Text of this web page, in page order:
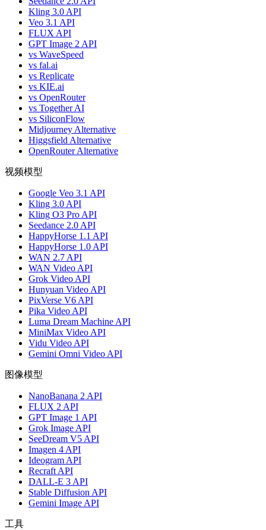
Kling 3.0 API
Veo 3.1 API
FLUX API
GPT Image 2 API
vs WaveSpeed
vs fal.ai
vs Replicate
vs KIE.ai
vs OpenRouter
vs Together AI
vs SiliconFlow
Midjourney Alternative
Higgsfield Alternative
OpenRouter Alternative
视频模型
Google Veo 3.1 API
Kling 3.0 API
Kling O3 Pro API
Seedance 2.0 API
HappyHorse 1.1 API
HappyHorse 1.0 API
WAN 2.7 API
WAN Video API
Grok Video API
Hunyuan Video API
PixVerse V6 API
Pika Video API
Luma Dream Machine API
MiniMax Video API
Vidu Video API
Gemini Omni Video API
图像模型
NanoBanana 2 API
FLUX 2 API
GPT Image 1 API
Grok Image API
SeeDream V5 API
Imagen 4 API
Ideogram API
Recraft API
DALL-E 3 API
Stable Diffusion API
Gemini Image API
工具